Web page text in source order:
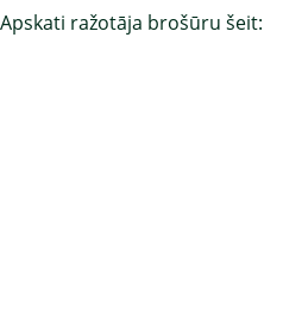
Apskati ražotāja brošūru šeit: